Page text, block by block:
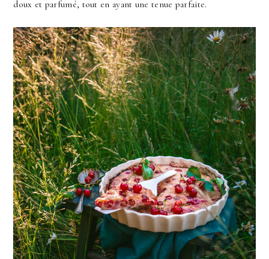
doux et parfumé, tout en ayant une tenue parfaite.